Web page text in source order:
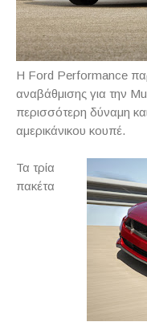
H Ford Performance
αναβάθμισης για την
περισσότερη δύναμη
αμερικάνικου κουπέ.
Τα τρία
πακέτα